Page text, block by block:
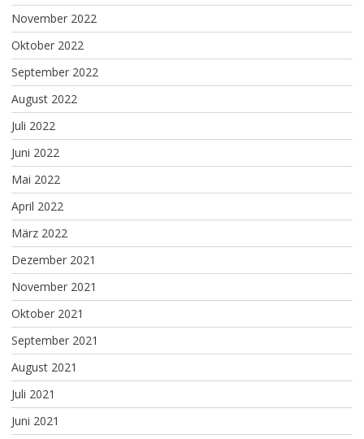
November 2022
Oktober 2022
September 2022
August 2022
Juli 2022
Juni 2022
Mai 2022
April 2022
März 2022
Dezember 2021
November 2021
Oktober 2021
September 2021
August 2021
Juli 2021
Juni 2021